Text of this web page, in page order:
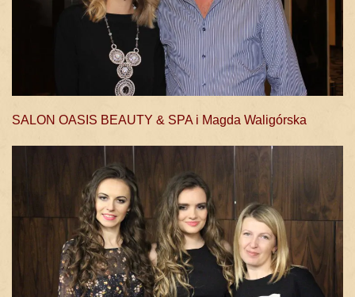
SALON OASIS BEAUTY & SPA i Magda Waligórska